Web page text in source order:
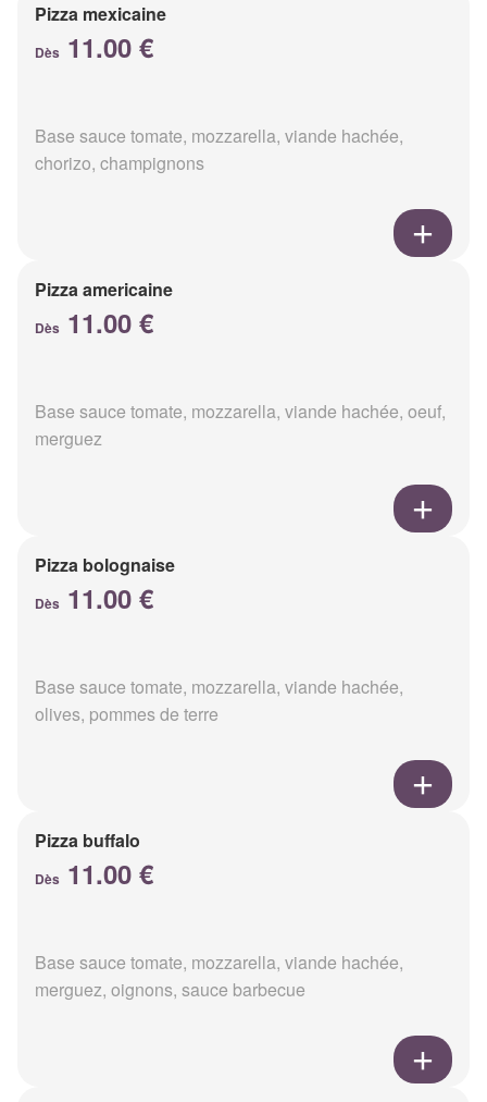
Pizza mexicaine
Dès 11.00 €
Base sauce tomate, mozzarella, viande hachée,
chorizo, champignons
Pizza americaine
Dès 11.00 €
Base sauce tomate, mozzarella, viande hachée, oeuf,
merguez
Pizza bolognaise
Dès 11.00 €
Base sauce tomate, mozzarella, viande hachée,
olives, pommes de terre
Pizza buffalo
Dès 11.00 €
Base sauce tomate, mozzarella, viande hachée,
merguez, oignons, sauce barbecue